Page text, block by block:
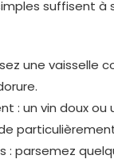
suffisent à
une vaisselle
: un vin doux ou
: parsemez